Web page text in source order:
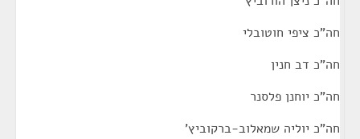
חה"כ ציפי חוטובלי
חה"כ דב חנין
חה"כ יוחנן פלסנר
חה"כ יוליה שמאלוב-ברקוביץ'